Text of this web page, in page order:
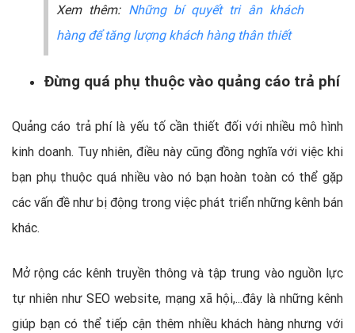
Xem thêm: Những bí quyết tri ân khách
hàng để tăng lượng khách hàng thân thiết
Đừng quá phụ thuộc vào quảng cáo trả phí
Quảng cáo trả phí là yếu tố cần thiết đối với nhiều mô hình
kinh doanh. Tuy nhiên, điều này cũng đồng nghĩa với việc khi
bạn phụ thuộc quá nhiều vào nó bạn hoàn toàn có thể gặp
các vấn đề như bị động trong việc phát triển những kênh bán
khác.
Mở rộng các kênh truyền thông và tập trung vào nguồn lực
tự nhiên như SEO website, mạng xã hội,...đây là những kênh
giúp bạn có thể tiếp cận thêm nhiều khách hàng nhưng với